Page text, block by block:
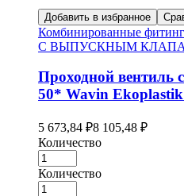
Добавить в избранное
Комбинированные
С ВЫПУСКНЫМ
Проходной вентиль
50* Wavin
5 673,84 ₽8 105,48 ₽
Количество
Количество